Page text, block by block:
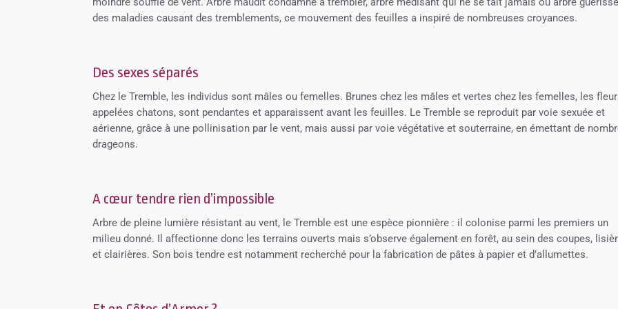
des maladies causant des tremblements, ce mouvement des feuilles a inspiré de nombreuses croyances.
Des sexes séparés
Chez le Tremble, les individus sont mâles ou femelles. Brunes chez les mâles et vertes chez les femelles, les
appelées chatons, sont pendantes et apparaissent avant les feuilles. Le Tremble se reproduit par voie sexuée et
aérienne, grâce à une pollinisation par le vent, mais aussi par voie végétative et souterraine, en émettant de
drageons.
A cœur tendre rien d’impossible
Arbre de pleine lumière résistant au vent, le Tremble est une espèce pionnière : il colonise parmi les premiers un
milieu donné. Il affectionne donc les terrains ouverts mais s’observe également en forêt, au sein des coupes,
et clairières. Son bois tendre est notamment recherché pour la fabrication de pâtes à papier et d’allumettes.